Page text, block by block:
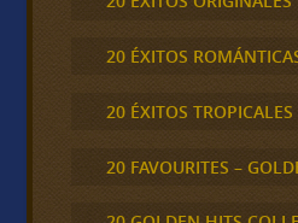
20 ÉXITOS
20 ÉXITOS TROPICALES
20 FAVOURITES –